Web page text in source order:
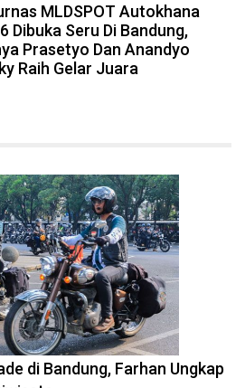
MLDSPOT Autokhana
Dibuka Seru Di Bandung,
Prasetyo Dan Anandyo
Raih Gelar Juara
di Bandung, Farhan Ungkap